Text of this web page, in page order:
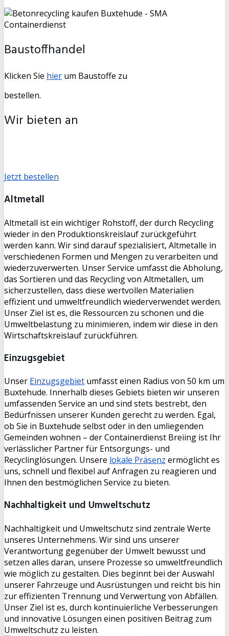
Baustoffhandel
Klicken Sie hier um Baustoffe zu
bestellen.
Wir bieten an
Jetzt bestellen
Altmetall
Altmetall ist ein wichtiger Rohstoff, der durch Recycling
wieder in den Produktionskreislauf zurückgeführt
werden kann. Wir sind darauf spezialisiert, Altmetalle in
verschiedenen Formen und Mengen zu verarbeiten und
wiederzuverwerten. Unser Service umfasst die Abholung,
das Sortieren und das Recycling von Altmetallen, um
sicherzustellen, dass diese wertvollen Materialien
effizient und umweltfreundlich wiederverwendet werden.
Unser Ziel ist es, die Ressourcen zu schonen und die
Umweltbelastung zu minimieren, indem wir diese in den
Wirtschaftskreislauf zurückführen.
Einzugsgebiet
Unser Einzugsgebiet umfasst einen Radius von 50 km um
Buxtehude. Innerhalb dieses Gebiets bieten wir unseren
umfassenden Service an und sind stets bestrebt, den
Bedürfnissen unserer Kunden gerecht zu werden. Egal,
ob Sie in Buxtehude selbst oder in den umliegenden
Gemeinden wohnen – der Containerdienst Breiing ist Ihr
verlässlicher Partner für Entsorgungs- und
Recyclinglösungen. Unsere lokale Präsenz ermöglicht es
uns, schnell und flexibel auf Anfragen zu reagieren und
Ihnen den bestmöglichen Service zu bieten.
Nachhaltigkeit und Umweltschutz
Nachhaltigkeit und Umweltschutz sind zentrale Werte
unseres Unternehmens. Wir sind uns unserer
Verantwortung gegenüber der Umwelt bewusst und
setzen alles daran, unsere Prozesse so umweltfreundlich
wie möglich zu gestalten. Dies beginnt bei der Auswahl
unserer Fahrzeuge und Ausrüstungen und reicht bis hin
zur effizienten Trennung und Verwertung von Abfällen.
Unser Ziel ist es, durch kontinuierliche Verbesserungen
und innovative Lösungen einen positiven Beitrag zum
Umweltschutz zu leisten.